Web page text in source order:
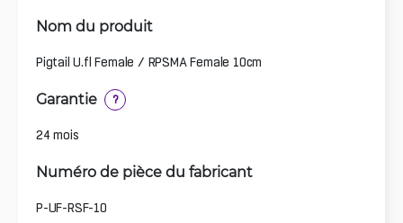
Nom du produit
Pigtail U.fl Female / RPSMA Female 10cm
Garantie ?
24 mois
Numéro de pièce du fabricant
P-UF-RSF-10